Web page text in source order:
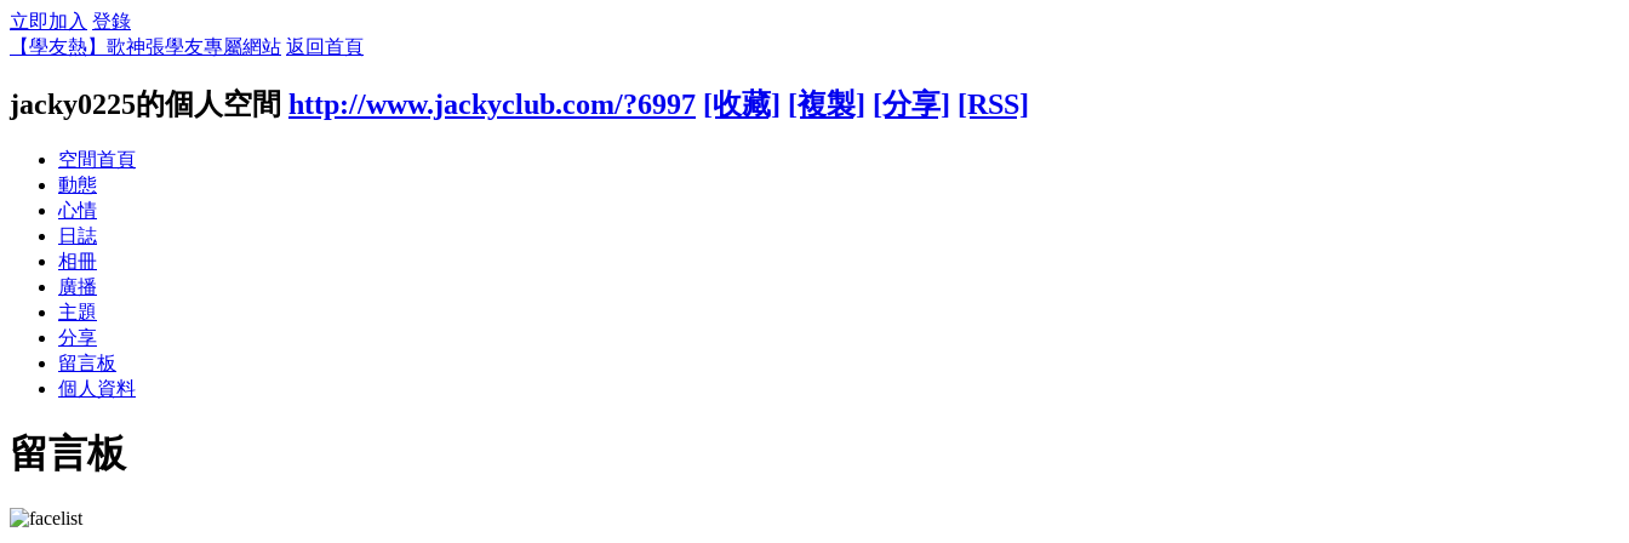
立即加入 登錄
【學友熱】歌神張學友專屬網站 返回首頁
jacky0225的個人空間 http://www.jackyclub.com/?6997 [收藏] [複製] [分享] [RSS]
空間首頁
動態
心情
日誌
相冊
廣播
主題
分享
留言板
個人資料
留言板